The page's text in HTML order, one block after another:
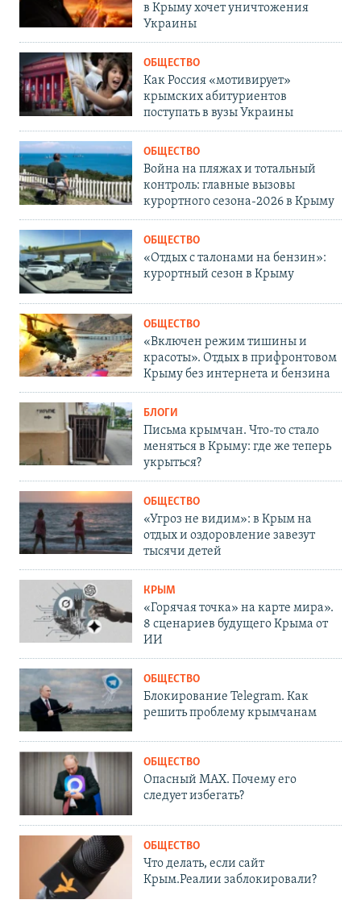
в Крыму хочет уничтожения
Украины
ОБЩЕСТВО
Как Россия «мотивирует»
крымских абитуриентов
поступать в вузы Украины
ОБЩЕСТВО
Война на пляжах и тотальный
контроль: главные вызовы
курортного сезона-2026 в Крыму
ОБЩЕСТВО
«Отдых с талонами на бензин»:
курортный сезон в Крыму
ОБЩЕСТВО
«Включен режим тишины и
красоты». Отдых в прифронтовом
Крыму без интернета и бензина
БЛОГИ
Письма крымчан. Что-то стало
меняться в Крыму: где же теперь
укрыться?
ОБЩЕСТВО
«Угроз не видим»: в Крым на
отдых и оздоровление завезут
тысячи детей
КРЫМ
«Горячая точка» на карте мира».
8 сценариев будущего Крыма от
ИИ
ОБЩЕСТВО
Блокирование Telegram. Как
решить проблему крымчанам
ОБЩЕСТВО
Опасный MAX. Почему его
следует избегать?
ОБЩЕСТВО
Что делать, если сайт
Крым.Реалии заблокировали?